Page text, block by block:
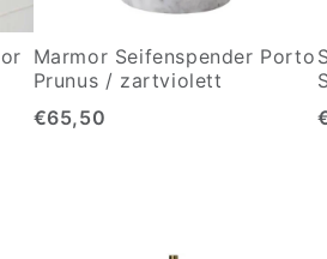
Marmor Seifenspender Porto
Prunus / zartviolett
€65,50